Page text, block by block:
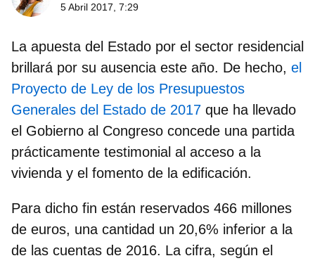
5 Abril 2017, 7:29
La apuesta del Estado por el sector residencial
brillará por su ausencia este año. De hecho, el
Proyecto de Ley de los Presupuestos
Generales del Estado de 2017 que ha llevado
el Gobierno al Congreso concede una partida
prácticamente testimonial al acceso a la
vivienda y el fomento de la edificación.
Para dicho fin están reservados 466 millones
de euros, una cantidad un 20,6% inferior a la
de las cuentas de 2016. La cifra, según el